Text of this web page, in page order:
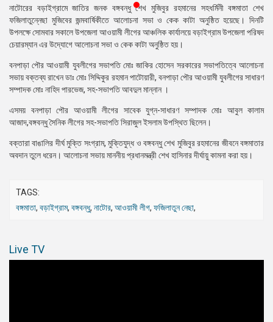
প্রেস
রিলিজ
প্রকাশনা
গ্যালারি
জামায়াত
সহিংসতা
সংগঠন
নাটোরের বড়াইগ্রামে জাতির জনক বঙ্গবন্ধু শেখ মুজিবুর রহমানের সহধর্মিনী বঙ্গমাতা শেখ
ফজিলাতুন্নেছা মুজিবের জন্মবার্ষিকীতে আলোচনা সভা ও কেক কাটা অনুষ্ঠিত হয়েছে। দিনটি
উপলক্ষে সোমবার সকালে উপজেলা আওয়ামী লীগের আঞ্চলিক কার্যালয়ে বড়াইগ্রাম উপজেলা পরিষদ
চেয়ারম্যান এর উদ্যোগে আলোচনা সভা ও কেক কাটা অনুষ্ঠিত হয়।
বনপাড়া পৌর আওয়ামী যুবলীগের সভাপতি মোঃ জাকির হোসেন সরকারের সভাপতিত্বে আলোচনা
সভায় বক্তব্য রাখেন ডাঃ মোঃ সিদ্দিকুর রহমান পাটোয়ারী, বনপাড়া পৌর আওয়ামী যুবলীগের সাধারণ
সম্পাদক মোঃ নাহিদ পারভেজ, সহ-সভাপতি আবদুল মান্নান ।
এসময় বনপাড়া পৌর আওয়ামী লীগের সাবেক যুগ্ন-সাধারণ সম্পাদক মোঃ আবুল কালাম
আজাদ,বঙ্গবন্ধু সৈনিক লীগের সহ-সভাপতি সিরাজুল ইসলাম উপস্থিত ছিলেন।
বক্তারা বাঙালির দীর্ঘ মুক্তি সংগ্রাম, মুক্তিযুদ্ধ ও বঙ্গবন্ধু শেখ মুজিবুর রহমানের জীবনে বঙ্গমাতার
অবদান তুলে ধরেন। আলোচনা সভায় মাননীয় প্রধানমন্ত্রী শেখ হাসিনার দীর্ঘায়ু কামনা করা হয়।
TAGS:
বঙ্গমাতা, বড়াইগ্রাম, বঙ্গবন্ধু, নাটোর, আওয়ামী লীগ, ফজিলাতুন নেছা,
Live TV